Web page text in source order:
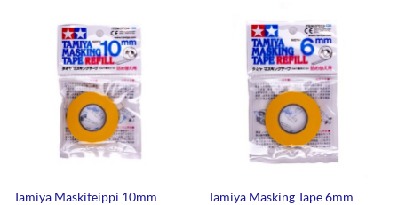
Tamiya Maskiteippi 10mm
Tamiya Masking Tape 6mm